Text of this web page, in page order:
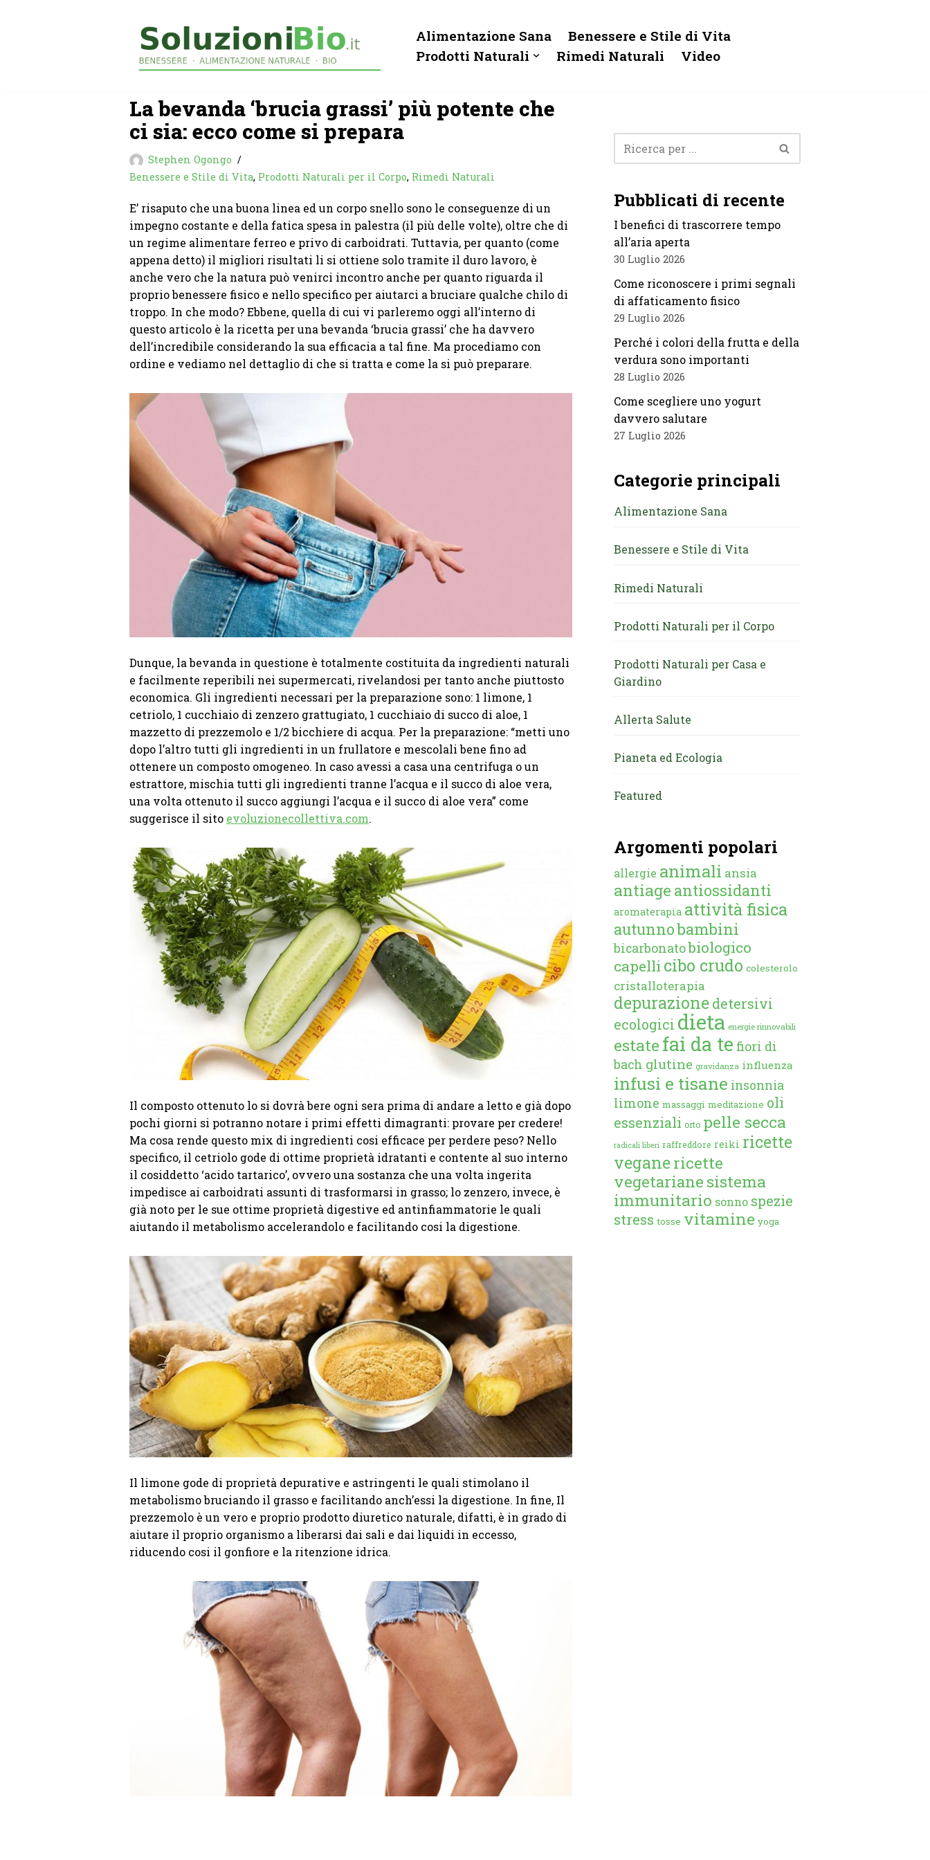
Alimentazione Sana
Benessere e Stile di Vita
Prodotti Naturali
Rimedi Naturali Video
La bevanda ‘brucia grassi’ più potente che
ci sia: ecco come si prepara
Stephen Ogongo
Benessere e Stile di Vita, Prodotti Naturali per il Corpo, Rimedi Naturali
E’ risaputo che una buona linea ed un corpo snello sono le conseguenze di un
impegno costante e della fatica spesa in palestra (il più delle volte), oltre che di
un regime alimentare ferreo e privo di carboidrati. Tuttavia, per quanto (come
appena detto) il migliori risultati li si ottiene solo tramite il duro lavoro, è
anche vero che la natura può venirci incontro anche per quanto riguarda il
proprio benessere fisico e nello specifico per aiutarci a bruciare qualche chilo di
troppo. In che modo? Ebbene, quella di cui vi parleremo oggi all’interno di
questo articolo è la ricetta per una bevanda ‘brucia grassi’ che ha davvero
dell’incredibile considerando la sua efficacia a tal fine. Ma procediamo con
ordine e vediamo nel dettaglio di che si tratta e come la si può preparare.
Dunque, la bevanda in questione è totalmente costituita da ingredienti naturali
e facilmente reperibili nei supermercati, rivelandosi per tanto anche piuttosto
economica. Gli ingredienti necessari per la preparazione sono: 1 limone, 1
cetriolo, 1 cucchiaio di zenzero grattugiato, 1 cucchiaio di succo di aloe, 1
mazzetto di prezzemolo e 1/2 bicchiere di acqua. Per la preparazione: “metti uno
dopo l’altro tutti gli ingredienti in un frullatore e mescolali bene fino ad
ottenere un composto omogeneo. In caso avessi a casa una centrifuga o un
estrattore, mischia tutti gli ingredienti tranne l’acqua e il succo di aloe vera,
una volta ottenuto il succo aggiungi l’acqua e il succo di aloe vera” come
suggerisce il sito evoluzionecollettiva.com.
Il composto ottenuto lo si dovrà bere ogni sera prima di andare a letto e già dopo
pochi giorni si potranno notare i primi effetti dimagranti: provare per credere!
Ma cosa rende questo mix di ingredienti cosi efficace per perdere peso? Nello
specifico, il cetriolo gode di ottime proprietà idratanti e contente al suo interno
il cosiddetto ‘acido tartarico’, ovvero una sostanza che una volta ingerita
impedisce ai carboidrati assunti di trasformarsi in grasso; lo zenzero, invece, è
già noto per le sue ottime proprietà digestive ed antinfiammatorie le quali
aiutando il metabolismo accelerandolo e facilitando cosi la digestione.
Il limone gode di proprietà depurative e astringenti le quali stimolano il
metabolismo bruciando il grasso e facilitando anch’essi la digestione. In fine, Il
prezzemolo è un vero e proprio prodotto diuretico naturale, difatti, è in grado di
aiutare il proprio organismo a liberarsi dai sali e dai liquidi in eccesso,
riducendo cosi il gonfiore e la ritenzione idrica.
Pubblicati di recente
I benefici di trascorrere tempo
all’aria aperta
30 Luglio 2026
Come riconoscere i primi segnali
di affaticamento fisico
29 Luglio 2026
Perché i colori della frutta e della
verdura sono importanti
28 Luglio 2026
Come scegliere uno yogurt
davvero salutare
27 Luglio 2026
Categorie principali
Alimentazione Sana
Benessere e Stile di Vita
Rimedi Naturali
Prodotti Naturali per il Corpo
Prodotti Naturali per Casa e
Giardino
Allerta Salute
Pianeta ed Ecologia
Featured
Argomenti popolari
allergie animali ansia
antiage antiossidanti
aromaterapia attività fisica
autunnobambini
bicarbonatobiologico
capelli cibo crudo colesterolo
cristalloterapia
depurazione detersivi
ecologici dieta energie rinnovabili
estate fai da te fiori di
bach glutine gravidanza influenza
infusi e tisane insonnia
limone massaggi meditazione oli
essenziali orto pelle secca
radicali liberi raffreddore reiki ricette
veganericette
vegetariane sistema
immunitario sonno spezie
stress tosse vitamine yoga